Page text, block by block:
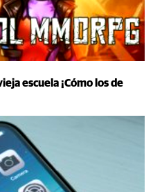
escuela ¡Cómo los de